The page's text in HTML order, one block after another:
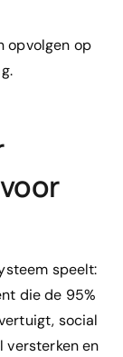
opvolgen op
speelt:
die de 95%
social
versterken en